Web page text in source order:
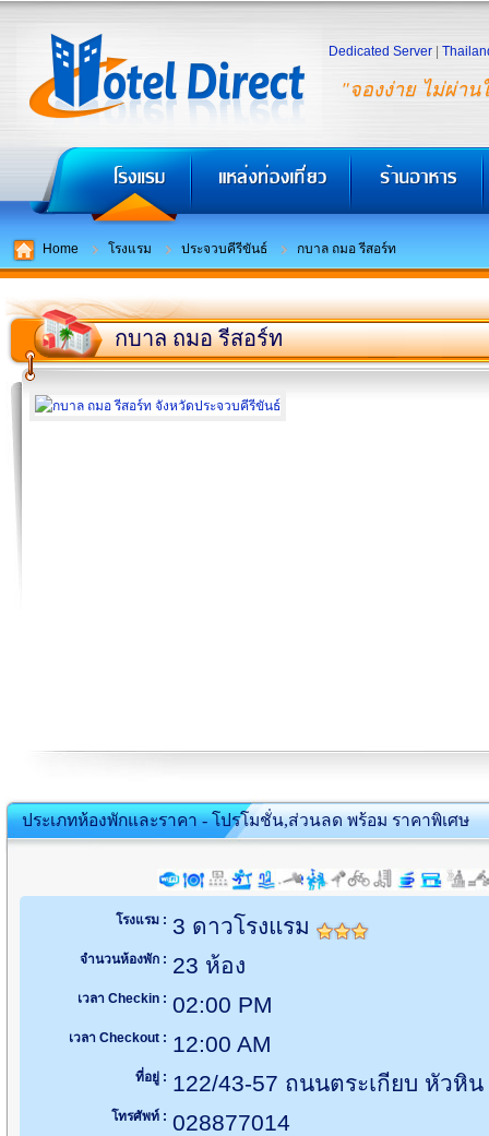
"จองง่าย ไม่ผ่าน
Dedicated Server
Home โรงแรม ประจวบคีรีขันธ์ กบาล ถมอ รีสอร์ท
กบาล ถมอ รีสอร์ท
ประเภทห้องพักและราคา - โปรโมชั่น,ส่วนลด พร้อม ราคาพิเศษ
โรงแรม : 3 ดาวโรงแรม
จำนวนห้องพัก : 23 ห้อง
เวลา Checkin : 02:00 PM
เวลา Checkout : 12:00 AM
ที่อยู่ : 122/43-57 ถนนตระเกียบ หัวหิ
โทรศัพท์ : 028877014